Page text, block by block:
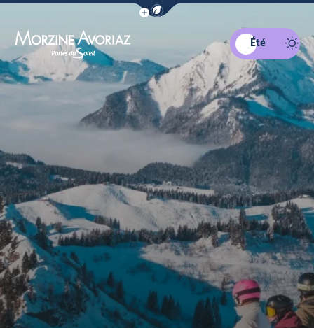
Afficher la barre de navigation du
Morzine Avoriaz
Été